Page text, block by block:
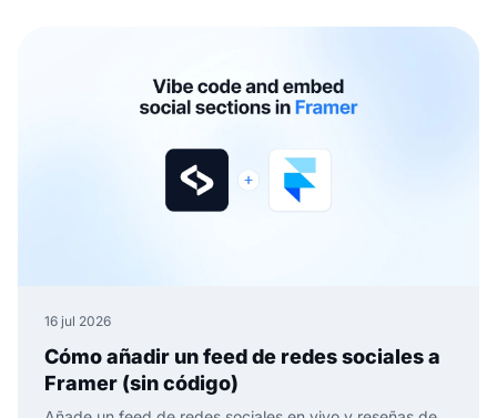
16 jul 2026
Cómo añadir un feed de redes sociales a
Framer (sin código)